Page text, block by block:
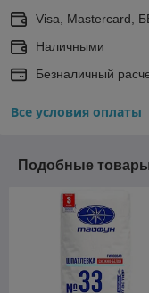
Visa, Mastercard,
Наличными
Безналичный
Все условия оплаты
Подобные